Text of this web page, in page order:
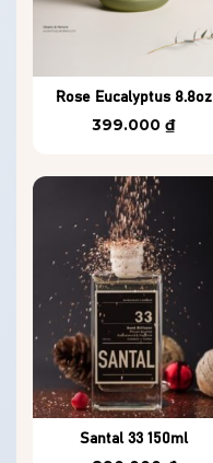
Rose Eucalyptus 8.8oz
399.000 ₫
Santal 33 150ml